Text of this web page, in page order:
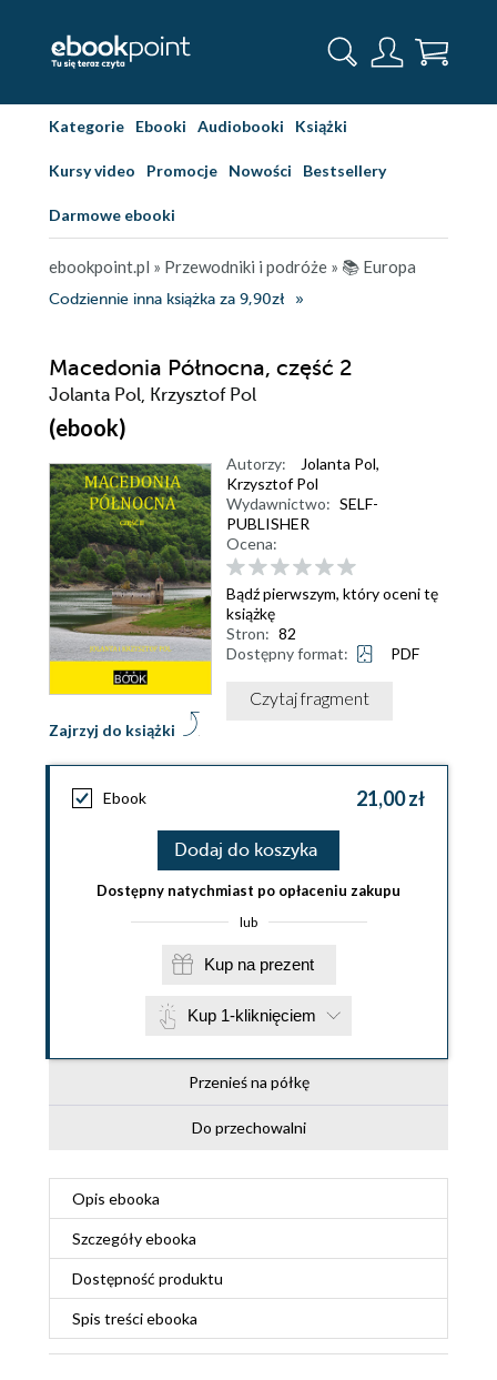
Kategorie Ebooki Audiobooki Książki
Kursy video Promocje Nowości Bestsellery
Darmowe ebooki
ebookpoint.pl » Przewodniki i podróże » 📚 Europa
Codziennie inna książka za 9,90zł
Macedonia Północna, część 2
Jolanta Pol, Krzysztof Pol
(ebook)
Zajrzyj do książki
Autorzy: Jolanta Pol,
Krzysztof Pol
Wydawnictwo: SELF-
PUBLISHER
Ocena:
Bądź pierwszym, który oceni tę
książkę
Stron: 82
Dostępny format:
PDF
Czytaj fragment
Ebook 21,00 zł
Dodaj do koszyka
Dostępny natychmiast po opłaceniu zakupu
lub
Kup na prezent
Kup 1-kliknięciem
Przenieś na półkę
Do przechowalni
Opis ebooka
Szczegółyebooka
Dostępność produktu
Spis treściebooka